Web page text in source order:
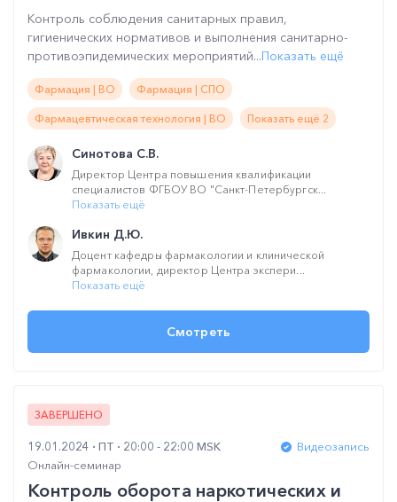
Контроль соблюдения санитарных правил,
гигиенических нормативов и выполнения санитарно-
противоэпидемических мероприятий...Показать ещё
Фармация | ВО Фармация | СПО
Фармацевтическая технология | ВО Показать ещё 2
Синотова С.В.
Директор Центра повышения квалификации
специалистов ФГБОУ ВО "Санкт-Петербургск...
Показать ещё
Ивкин Д.Ю.
Доцент кафедры фармакологии и клинической
фармакологии, директор Центра экспери...
Показать ещё
Смотреть
ЗАВЕРШЕНО
19.01.2024 ПТ 20:00 - 22:00 MSK
Видеозапись
Онлайн-семинар
Контроль оборота наркотических и